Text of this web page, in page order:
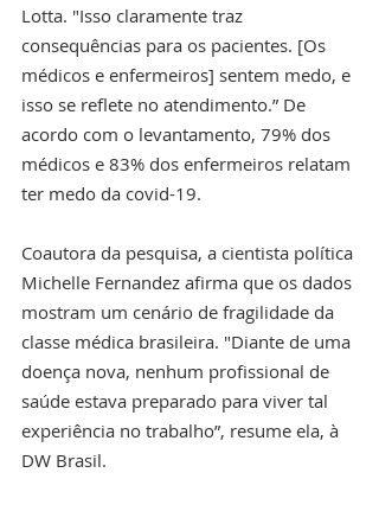
Lotta. "Isso claramente traz
consequências para os pacientes. [Os
médicos e enfermeiros] sentem medo, e
isso se reflete no atendimento.” De
acordo com o levantamento, 79% dos
médicos e 83% dos enfermeiros relatam
ter medo da covid-19.
Coautora da pesquisa, a cientista política
Michelle Fernandez afirma que os dados
mostram um cenário de fragilidade da
classe médica brasileira. "Diante de uma
doença nova, nenhum profissional de
saúde estava preparado para viver tal
experiência no trabalho”, resume ela, à
DW Brasil.